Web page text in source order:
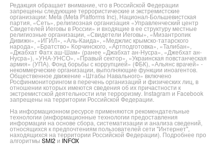
Редакция обращает внимание, что в Российской Федерации
запрещены следующие террористические и экстремистские
организации: Meta (Meta Platforms Inc), Национал-Большевистская
партия, «Сеть», религиозная организация «Управленческий центр
Свидетелей Иеговы в России» и входящие в ее структуру местные
религиозные организации, «Свидетели Иеговы», «Мизантропик
Дивижн», «ИГИЛ», «Аль-Каида», «Меджлис крымско-татарского
народа», «Братство» Корчинского, «Артподготовка», «Талибан»,
«Джабхат Фатх аш-Шам» (ранее «Джабхат ан-Нусра», «Джебхат ан-
Нусра»), «УНА-УНСО», «Правый сектор», «Украинская повстанческая
армия» (УПА). Фонд борьбы с коррупцией» (ФБК), «Альянс врачей» -
некоммерческие организации, выполняющие функции иноагентов.
Общественное движение «Штабы Навального» включено
Росфинмониторингом в перечень организаций и физических лиц, в
отношении которых имеются сведения об их причастности к
экстремистской деятельности или терроризму. Instagram и Facebook
запрещены на территории Российской Федерации.
На информационном ресурсе применяются рекомендательные
технологии (информационные технологии предоставления
информации на основе сбора, систематизации и анализа сведений,
относящихся к предпочтениям пользователей сети "Интернет",
находящихся на территории Российской Федерации). Подробнее про
алгоритмы SMI2 и INFOX